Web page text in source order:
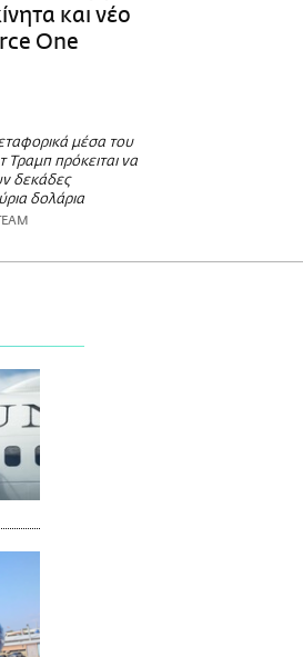
και νέο
One
μέσα του
Τραμπ πρόκειται να
δεκάδες
δολάρια